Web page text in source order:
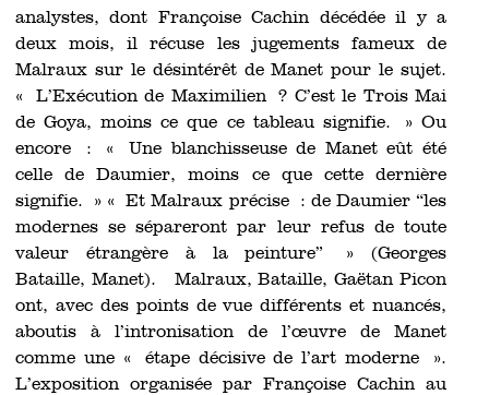
analystes, dont Françoise Cachin décédée il y a
deux mois, il récuse les jugements fameux de
Malraux sur le désintérêt de Manet pour le sujet.
« L’Exécution de Maximilien ? C’est le Trois Mai
de Goya, moins ce que ce tableau signifie. » Ou
encore : « Une blanchisseuse de Manet eût été
celle de Daumier, moins ce que cette dernière
signifie. » « Et Malraux précise : de Daumier “les
modernes se sépareront par leur refus de toute
valeur étrangère à la peinture” » (Georges
Bataille, Manet). Malraux, Bataille, Gaëtan Picon
ont, avec des points de vue différents et nuancés,
aboutis à l’intronisation de l’œuvre de Manet
comme une « étape décisive de l’art moderne ».
L’exposition organisée par Françoise Cachin au